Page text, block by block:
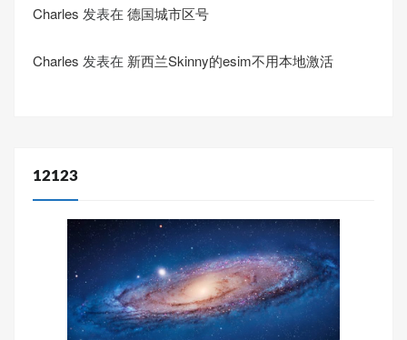
Charles 发表在 德国城市区号
Charles 发表在 新西兰Skinny的esim不用本地激活
12123